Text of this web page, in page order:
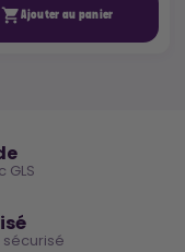
Ajouter au panier
sécurisé